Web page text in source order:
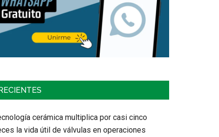
RECIENTES
cerámica multiplica por casi cinco
la vida útil de válvulas en operaciones